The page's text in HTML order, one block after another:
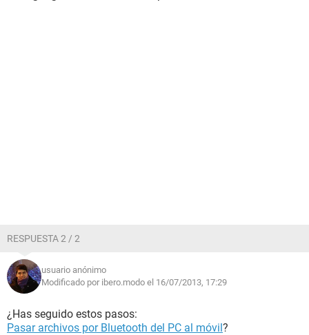
RESPUESTA 2 / 2
usuario anónimo
Modificado por ibero.modo el 16/07/2013, 17:29
¿Has seguido estos pasos:
Pasar archivos por Bluetooth del PC al móvil?